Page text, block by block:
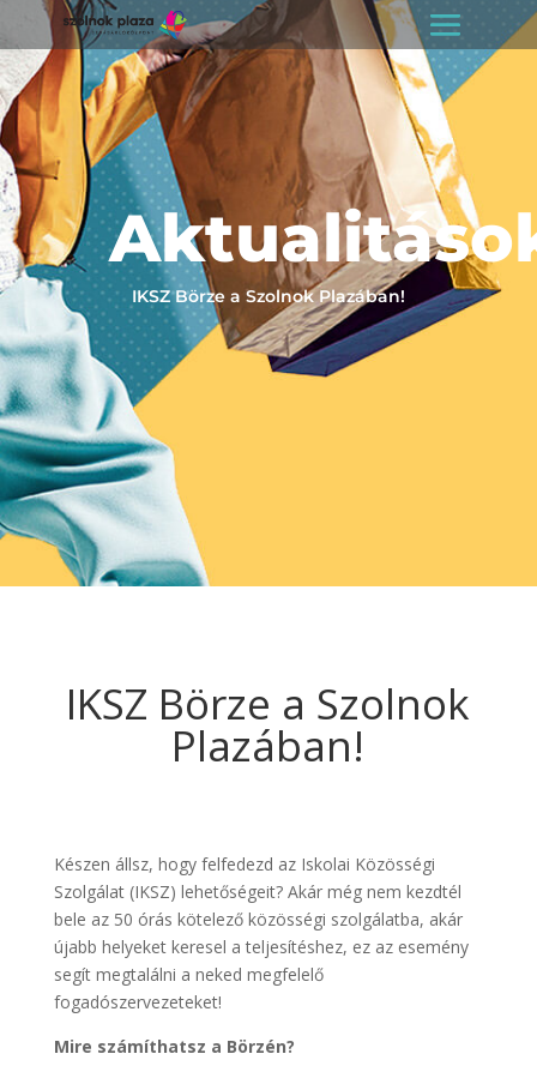
IKSZ Börze a Szolnok Plazában!
IKSZ Börze a Szolnok
Plazában!
Készen állsz, hogy felfedezd az Iskolai Közösségi
Szolgálat (IKSZ) lehetőségeit? Akár még nem kezdtél
bele az 50 órás kötelező közösségi szolgálatba, akár
újabb helyeket keresel a teljesítéshez, ez az esemény
segít megtalálni a neked megfelelő
fogadószervezeteket!
Mire számíthatsz a Börzén?